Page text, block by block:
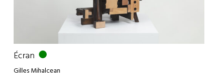
Écran
Gilles Mihalcean